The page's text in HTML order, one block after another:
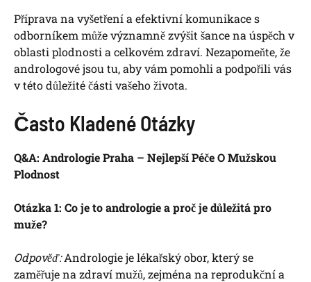
Příprava na vyšetření a efektivní komunikace s
odborníkem může významně zvýšit šance na úspěch v
oblasti plodnosti a celkovém zdraví. Nezapomeňte, že
andrologové jsou tu, aby vám pomohli a podpořili vás
v této důležité části vašeho života.
Často Kladené Otázky
Q&A: Andrologie Praha – Nejlepší Péče O Mužskou
Plodnost
Otázka 1: Co je to andrologie a proč je důležitá pro
muže?
Odpověď:Andrologie je lékařský obor, který se
zaměřuje na zdraví mužů, zejména na reprodukční a